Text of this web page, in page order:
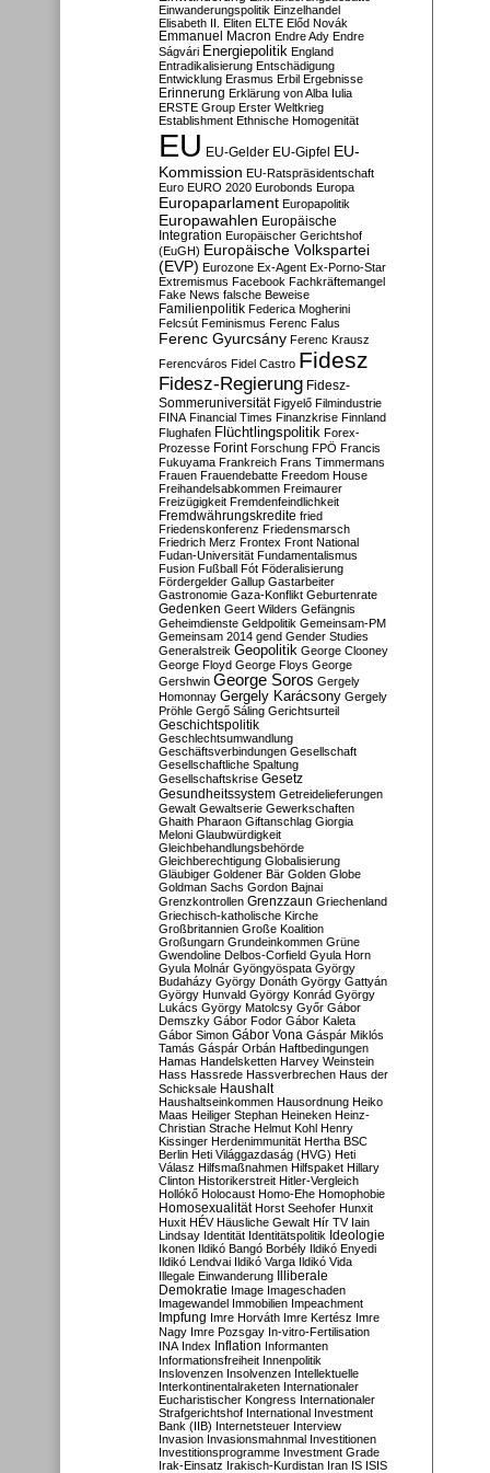
Einwanderungspolitik Einzelhandel
Elisabeth II. Eliten ELTE Előd Novák
Emmanuel Macron Endre Ady Endre
Ságvári Energiepolitik England
Entradikalisierung Entschädigung
Entwicklung Erasmus Erbil Ergebnisse
Erinnerung Erklärung von Alba Iulia
ERSTE Group Erster Weltkrieg
Establishment Ethnische Homogenität
EU EU-Gelder EU-Gipfel EU-
Kommission EU-Ratspräsidentschaft
Euro EURO 2020 Eurobonds Europa
Europaparlament Europapolitik
Europawahlen Europäische
Integration Europäischer Gerichtshof
(EuGH) Europäische Volkspartei
(EVP) Eurozone Ex-Agent Ex-Porno-Star
Extremismus Facebook Fachkräftemangel
Fake News falsche Beweise
Familienpolitik Federica Mogherini
Felcsút Feminismus Ferenc Falus
Ferenc Gyurcsány Ferenc Krausz
Ferencváros Fidel Castro Fidesz
Fidesz-Regierung Fidesz-
Sommeruniversität Figyelő Filmindustrie
FINA Financial Times Finanzkrise Finnland
Flughafen Flüchtlingspolitik Forex-
Prozesse Forint Forschung FPÖ Francis
Fukuyama Frankreich Frans Timmermans
Frauen Frauendebatte Freedom House
Freihandelsabkommen Freimaurer
Freizügigkeit Fremdenfeindlichkeit
Fremdwährungskredite fried
Friedenskonferenz Friedensmarsch
Friedrich Merz Frontex Front National
Fudan-Universität Fundamentalismus
Fusion Fußball Fót Föderalisierung
Fördergelder Gallup Gastarbeiter
Gastronomie Gaza-Konflikt Geburtenrate
Gedenken Geert Wilders Gefängnis
Geheimdienste Geldpolitik Gemeinsam-PM
Gemeinsam 2014 gend Gender Studies
Generalstreik Geopolitik George Clooney
George Floyd George Floys George
Gershwin George Soros Gergely
Homonnay Gergely Karácsony Gergely
Pröhle Gergő Sáling Gerichtsurteil
Geschichtspolitik
Geschlechtsumwandlung
Geschäftsverbindungen Gesellschaft
Gesellschaftliche Spaltung
Gesellschaftskrise Gesetz
Gesundheitssystem Getreidelieferungen
Gewalt Gewaltserie Gewerkschaften
Ghaith Pharaon Giftanschlag Giorgia
Meloni Glaubwürdigkeit
Gleichbehandlungsbehörde
Gleichberechtigung Globalisierung
Gläubiger Goldener Bär Golden Globe
Goldman Sachs Gordon Bajnai
Grenzkontrollen Grenzzaun Griechenland
Griechisch-katholische Kirche
Großbritannien Große Koalition
Großungarn Grundeinkommen Grüne
Gwendoline Delbos-Corfield Gyula Horn
Gyula Molnár Gyöngyöspata György
Budaházy György Donáth György Gattyán
György Hunvald György Konrád György
Lukács György Matolcsy Győr Gábor
Demszky Gábor Fodor Gábor Kaleta
Gábor Simon Gábor Vona Gáspár Miklós
Tamás Gáspár Orbán Haftbedingungen
Hamas Handelsketten Harvey Weinstein
Hass Hassrede Hassverbrechen Haus der
Schicksale Haushalt
Haushaltseinkommen Hausordnung Heiko
Maas Heiliger Stephan Heineken Heinz-
Christian Strache Helmut Kohl Henry
Kissinger Herdenimmunität Hertha BSC
Berlin Heti Világgazdaság (HVG) Heti
Válasz Hilfsmaßnahmen Hilfspaket Hillary
Clinton Historikerstreit Hitler-Vergleich
Hollókő Holocaust Homo-Ehe Homophobie
Homosexualität Horst Seehofer Hunxit
Huxit HÉV Häusliche Gewalt Hír TV Iain
Lindsay Identität Identitätspolitik Ideologie
Ikonen Ildikó Bangó Borbély Ildikó Enyedi
Ildikó Lendvai Ildikó Varga Ildikó Vida
Illegale Einwanderung Illiberale
Demokratie Image Imageschaden
Imagewandel Immobilien Impeachment
Impfung Imre Horváth Imre Kertész Imre
Nagy Imre Pozsgay In-vitro-Fertilisation
INA Index Inflation Informanten
Informationsfreiheit Innenpolitik
Inslovenzen Insolvenzen Intellektuelle
Interkontinentalraketen Internationaler
Eucharistischer Kongress Internationaler
Strafgerichtshof International Investment
Bank (IIB) Internetsteuer Interview
Invasion Invasionsmahnmal Investitionen
Investitionsprogramme Investment Grade
Irak-Einsatz Irakisch-Kurdistan Iran IS ISIS